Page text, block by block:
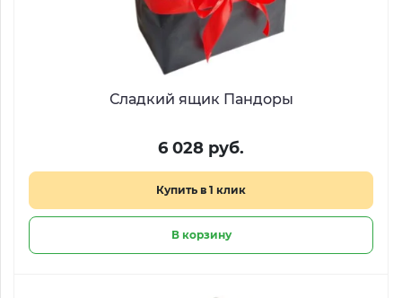
Сладкий ящик Пандоры
6 028 руб.
Купить в 1 клик
В корзину